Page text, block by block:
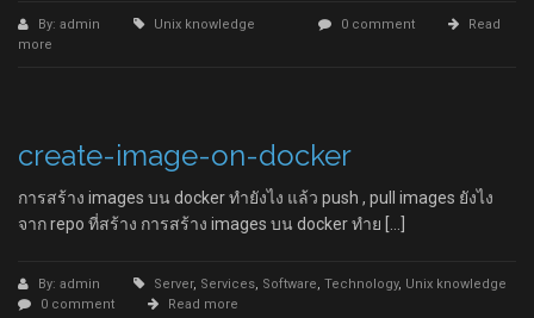
By: admin Unix knowledge 0 comment
Read
more
create-image-on-docker
การสร้าง images บน docker ทำยังไง แล้ว push , pull images ยังไง
จาก repo ที่สร้าง การสร้าง images บน docker ทำย […]
By: admin Server, Services, Software, Technology, Unix knowledge
0 comment
Read more